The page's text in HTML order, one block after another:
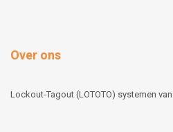
Over ons
Lockout-Tagout (LOTOTO) systemen